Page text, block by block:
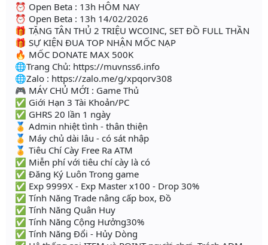
⏰ Open Beta : 13h HÔM NAY
⏰ Open Beta : 13h 14/02/2026
🎁 TẶNG TÂN THỦ 2 TRIỆU WCOINC, SET ĐỒ FULL THẦN
🎁 SỰ KIỆN ĐUA TOP NHẬN MỐC NẠP
🔥 MỐC DONATE MAX 500K
🌐Trang Chủ: https://muvnss6.info
🌐Zalo : https://zalo.me/g/xpqorv308
🎮 MÁY CHỦ MỚI : Game Thủ
✅ Giới Hạn 3 Tài Khoản/PC
✅ GHRS 20 lần 1 ngày
🏅 Admin nhiệt tình - thân thiện
🏅 Máy chủ dài lâu - có sát nhập
🏅 Tiêu Chí Cày Free Ra ATM
✅ Miễn phí với tiêu chí cày là có
✅ Đăng Ký Luôn Trong game
✅ Exp 9999X - Exp Master x100 - Drop 30%
✅ Tính Năng Trade nâng cấp box, Đồ
✅ Tính Năng Quân Huy
✅ Tính Năng Cộng Hưởng30%
✅ Tính Năng Đổi - Hủy Dòng